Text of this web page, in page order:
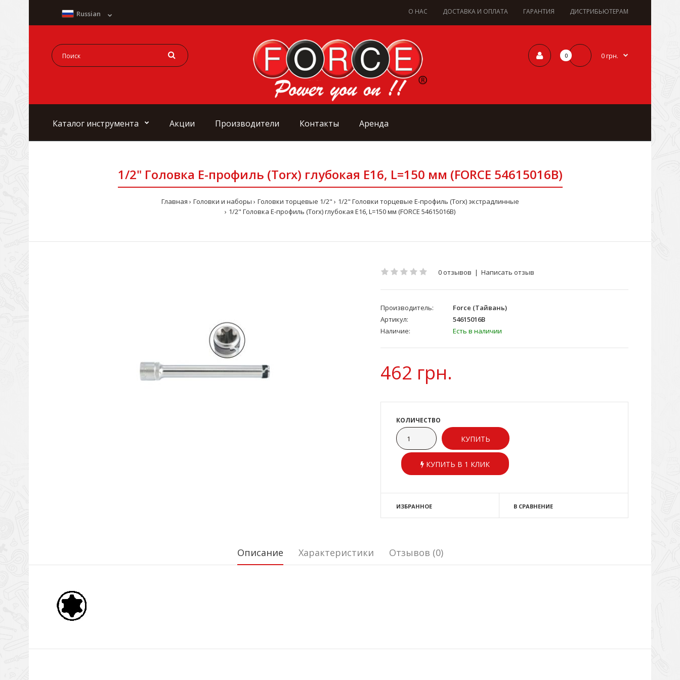
О НАС ДОСТАВКА И ОПЛАТА ГАРАНТИЯ ДИСТРИБЬЮТЕРАМ
Russian
0 0 грн.
Каталог инструмента Акции Производители Контакты Аренда
1/2" Головка Е-профиль (Torx) глубокая Е16, L=150 мм (FORCE 54615016B)
Главная Головки и наборы Головки торцевые 1/2"
1/2" Головки торцевые Е-профиль (Torx) экстрадлинные
1/2" Головка Е-профиль (Torx) глубокая Е16, L=150 мм (FORCE 54615016B)
0 отзывов | Написать отзыв
Производитель:
Force (Тайвань)
Артикул:
54615016B
Наличие:
Есть в наличии
462 грн.
КОЛИЧЕСТВО
КУПИТЬ В 1 КЛИК
ИЗБРАННОЕ В СРАВНЕНИЕ
Описание Характеристики Отзывов (0)